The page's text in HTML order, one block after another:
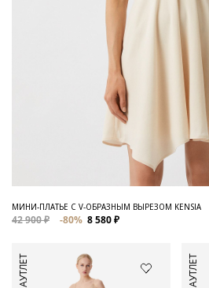
МИНИ-ПЛАТЬЕ С V-ОБРАЗНЫМ ВЫРЕЗОМ KENSIA
42 900 ₽ -80% 8 580 ₽
АУТЛЕТ АУТЛЕТ